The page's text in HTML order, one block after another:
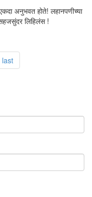
अनुभवत होते! लहानपणीच्या
लिहिलंस !
last